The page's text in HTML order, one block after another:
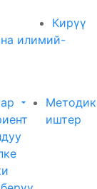
Кирүү
илимий-
иштер